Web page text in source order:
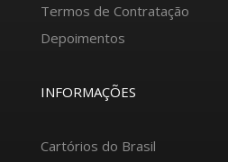
Termos de Contratação
Depoimentos
INFORMAÇÕES
Cartórios do Brasil